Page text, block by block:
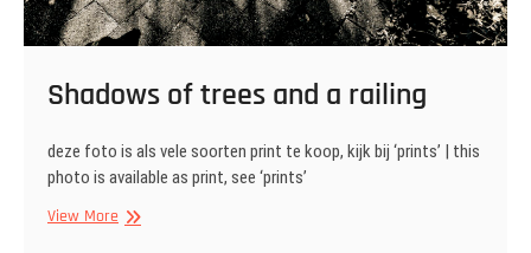
Shadows of trees and a railing
deze foto is als vele soorten print te koop, kijk bij ‘prints’ | this
photo is available as print, see ‘prints’
View MoreShadows